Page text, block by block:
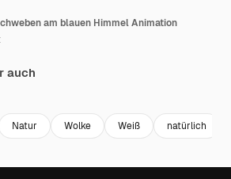
am blauen Himmel Animation
auch
Natur Wolke Weiß natürlich